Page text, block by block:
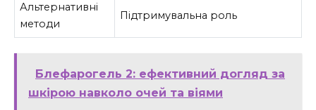
Альтернативні
методи
Підтримувальна роль
Блефарогель 2: ефективний догляд за
шкірою навколо очей та віями